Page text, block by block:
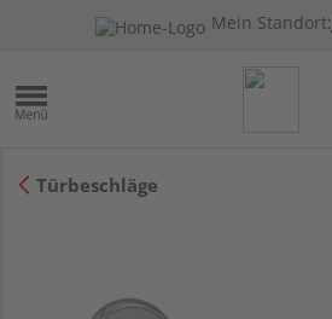
Mein Standort:
Türbeschläge